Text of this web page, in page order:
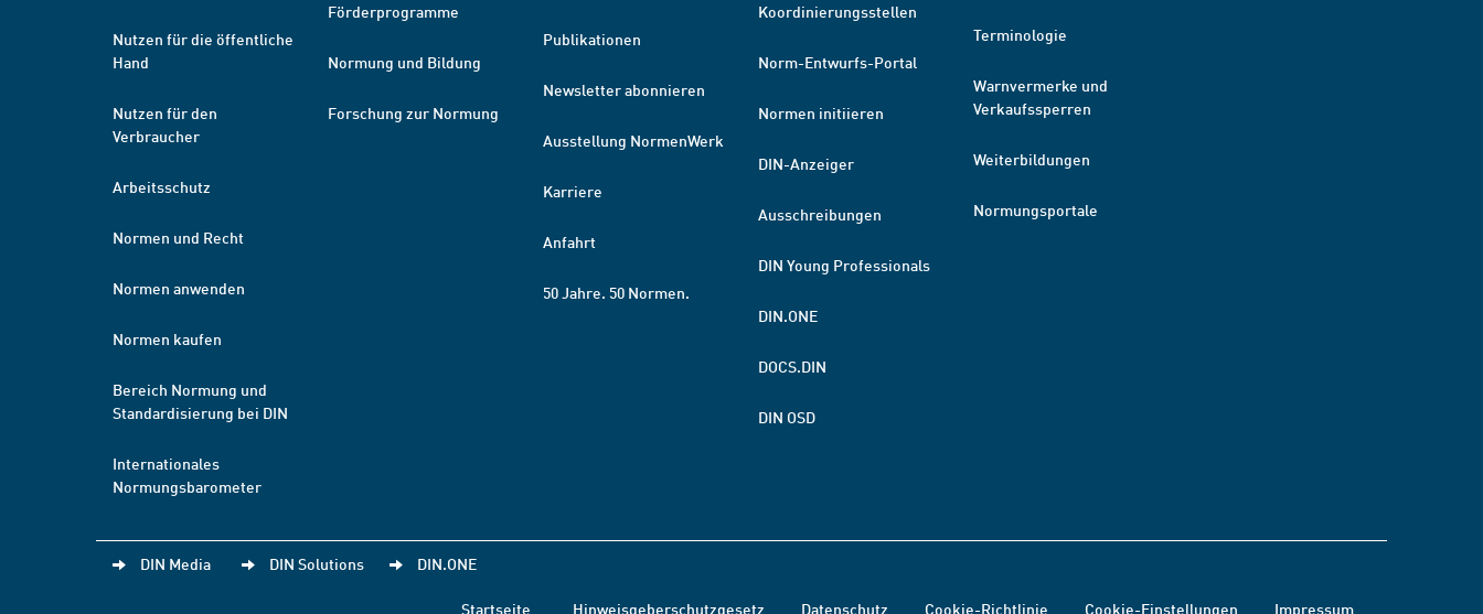
Nutzen für die öffentliche
Hand
Nutzen für den
Verbraucher
Arbeitsschutz
Normen und Recht
Normen anwenden
Normen kaufen
Bereich Normung und
Standardisierung bei DIN
Internationales
Normungsbarometer
Förderprogramme
Normung und Bildung
Forschung zur Normung
Publikationen
Newsletter abonnieren
Ausstellung NormenWerk
Karriere
Anfahrt
50 Jahre. 50 Normen.
Koordinierungsstellen
Norm-Entwurfs-Portal
Normen initiieren
DIN-Anzeiger
Ausschreibungen
DIN Young Professionals
DIN.ONE
DOCS.DIN
DIN OSD
Terminologie
Warnvermerke und
Verkaufssperren
Weiterbildungen
Normungsportale
DIN Media DIN Solutions DIN.ONE
Startseite Hinweisgeberschutzgesetz Datenschutz Cookie-Richtlinie Cookie-Einstellungen Impressum